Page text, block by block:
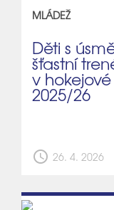
MLÁDEŽ
Děti s
šťastní
v
2025/26
schedule 26. 4. 2026